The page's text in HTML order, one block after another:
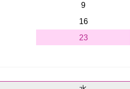
9
16
23